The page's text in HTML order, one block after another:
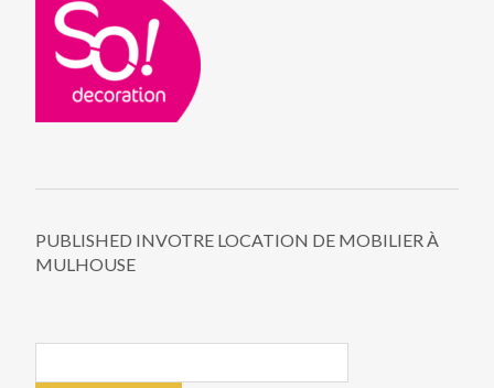
PUBLISHED INVOTRE LOCATION DE MOBILIER À
MULHOUSE